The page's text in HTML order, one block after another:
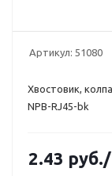
Артикул: 51080
Хвостовик,
NPB-RJ45-bk
2.43 руб.